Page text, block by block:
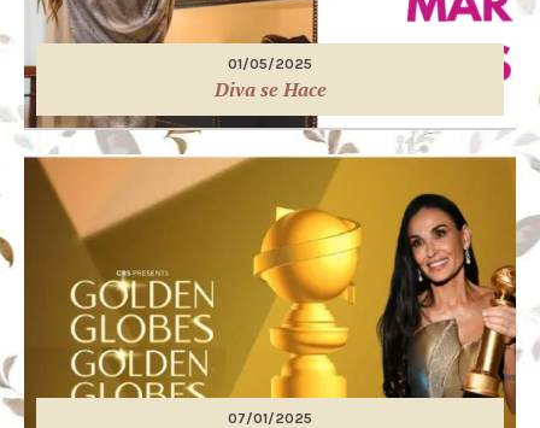
01/05/2025
Diva se Hace
07/01/2025